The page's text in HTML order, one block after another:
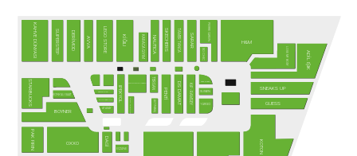
ADİL IŞIK
ALTINBAŞ
ALTINYILDIZ CLASSICS
ATASAY
AVVA
BOYNER
DAGİ
DERİMOD
DS DAMAT
ECZANE
GUESS
IPEKYOL
KAHVE DÜNYASI KARACA GİYİM
KİĞILI
KİP - RAMSEY
KONYALI SAAT
KOTON
LEGO STORE
LOVE MY BODY
NAUTICA
OXXO
PAK FIRIN
PENTİ
PIERRE CARDIN
SAAT & SAAT
SAMSONITE
SUNGLASS HUT
SARAR
SKECHERS
SNEAKS UP
SO CHIC
STARBUCKS
SUPERSTEP
SUWEN
TAMER TANCA
TERGAN
TÜRK TELEKOM YARGICI
H&M